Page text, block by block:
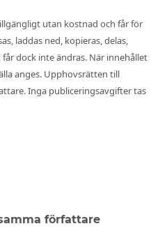
utan kostnad och får för
laddas ned, kopieras, delas,
dock inte ändras. När innehållet
anges. Upphovsrätten till
Inga publiceringsavgifter tas
författare